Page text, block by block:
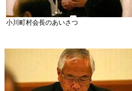
小川町村会長のあいさつ